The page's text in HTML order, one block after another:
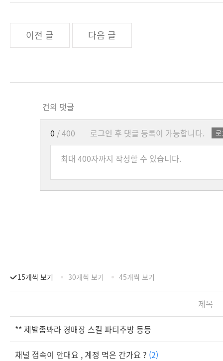
이전 글 다음 글
건의 댓글
로그인 후 댓글 등록이 가능합니다.
0 / 400
15개씩 보기 30개씩 보기 45개씩 보기
제목
** 제발좀봐라 경매장 스킬 파티추방 등등
채널 접속이 안대요 , 계정 먹은 간가요 ? (2)